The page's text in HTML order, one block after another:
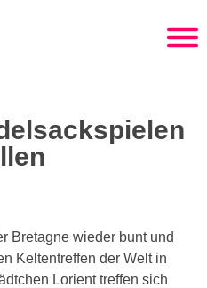
Bretagne wieder bunt und
Keltentreffen der Welt in
Lorient treffen sich